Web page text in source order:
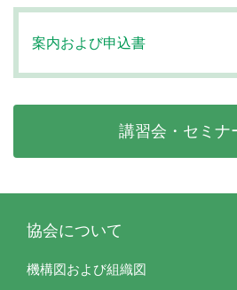
案内および申込書
講習会・セミナ
協会について
機構図および組織図